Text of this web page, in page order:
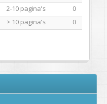
2-10 pagina's
0
> 10 pagina's
0